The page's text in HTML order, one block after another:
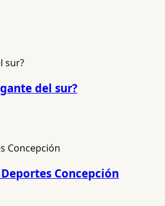
del sur?
Concepción